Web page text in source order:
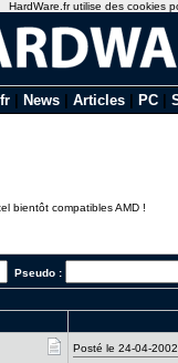
News Articles PC
bientôt compatibles AMD !
Pseudo :
Posté le 24-04-
HardWare.fr utilise des cookies